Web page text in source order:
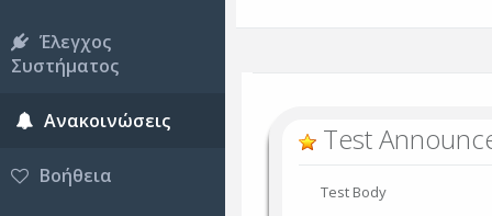
Έλεγχος
Συστήματος
Ανακοινώσεις
Βοήθεια
Test
Test Body